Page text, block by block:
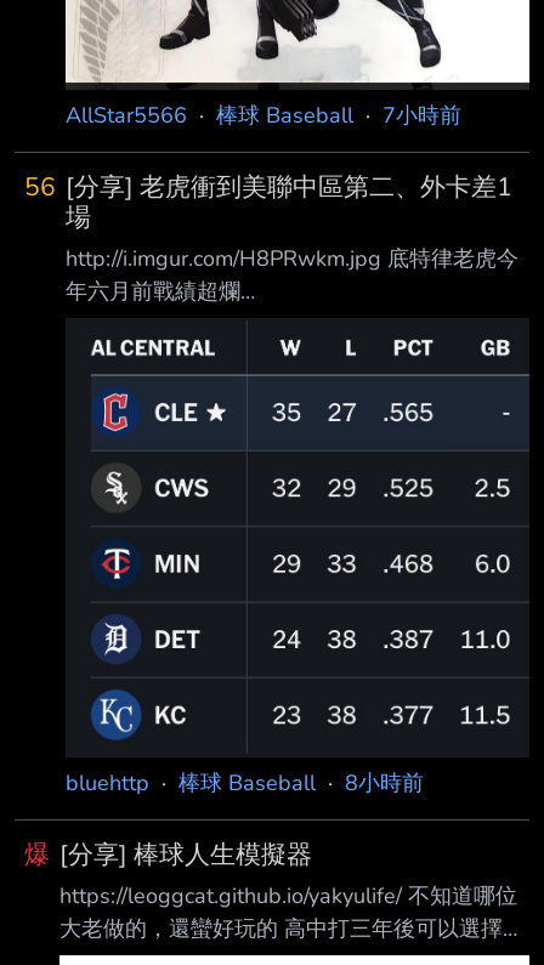
AllStar5566 · 棒球 Baseball· 7小時前
56 [分享] 老虎衝到美聯中區第二、外卡差1
場
http://i.imgur.com/H8PRwkm.jpg 底特律老虎今
年六月前戰績超爛
http://i.imgur.com/UZfOhtk.jpg 在老虎今天贏球
後 從美聯中區第四名衝到第二名
http://i.imgur.com/0qwwlUQ.jpg 外卡也只差一
場勝場差 原本是沒希望季後賽 現在季後賽機率
濃厚 ----- Sent from JPTT on my Xiaomi
2412DPC0AG. --
bluehttp · 棒球 Baseball· 8小時前
爆 [分享] 棒球人生模擬器
https://leoggcat.github.io/yakyulife/ 不知道哪位
大老做的，還蠻好玩的 高中打三年後可以選擇念